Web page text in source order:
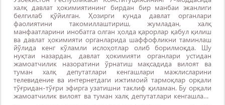
халқ давлат ҳокимиятининг бирдан бир манбаи эканлиги
белгилаб қўйилган. Ҳозирги кунда давлат органлари
фаолиятини такомиллаштириш, жумладан, халқ
манфаатларини инобатга олган ҳолда қарорлар қабул қилиш
ва давлат ҳокимияти органларида шаффофликни таминлаш
йўлида кенг кўламли ислоҳотлар олиб борилмоқда. Шу
нуқтаи назардан, давлат ҳокимияти органлари устидан
жамоатчилик назоратини ўрнатиш мақсадида вилоят ва
туман халқ депутатлари кенгашлари мажлисларини
телевидение ва интернетдаги ижтимоий тармоқлар орқали
тўғридан-тўғри эфирга узатишни таклиф қиламан. Бу орқали
жамоатчилик вилоят ва туман халқ депутатлари кенгашлари